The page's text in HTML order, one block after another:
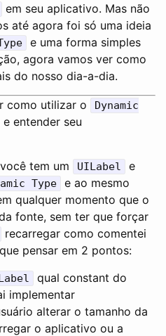
em seu aplicativo. Mas não
até agora foi só uma ideia
e uma forma simples
agora vamos ver como
do nosso dia-a-dia.
como utilizar o
Dynamic
entender seu
tem um
UILabel
e
Type
e ao mesmo
qualquer momento que o
fonte, sem ter que forçar
recarregar como comentei
pensar em 2 pontos:
qual constant do
implementar
alterar o tamanho da
o aplicativo ou a